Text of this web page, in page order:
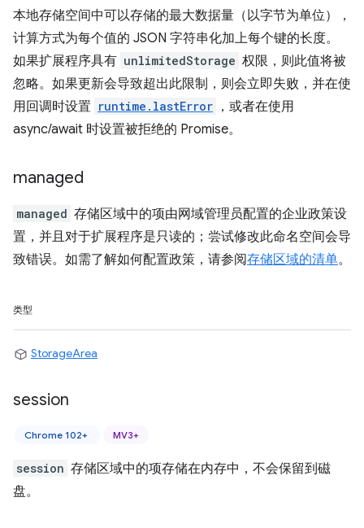
本地存储空间中可以存储的最大数据量（以字节为单位），
计算方式为每个值的 JSON 字符串化加上每个键的长度。
如果扩展程序具有 unlimitedStorage 权限，则此值将被
忽略。如果更新会导致超出此限制，则会立即失败，并在使
用回调时设置 runtime.lastError ，或者在使用
async/await 时设置被拒绝的 Promise。
managed
managed 存储区域中的项由网域管理员配置的企业政策设
置，并且对于扩展程序是只读的；尝试修改此命名空间会导
致错误。如需了解如何配置政策，请参阅存储区域的清单。
类型
StorageArea
session
Chrome 102+ MV3+
session 存储区域中的项存储在内存中，不会保留到磁
盘。